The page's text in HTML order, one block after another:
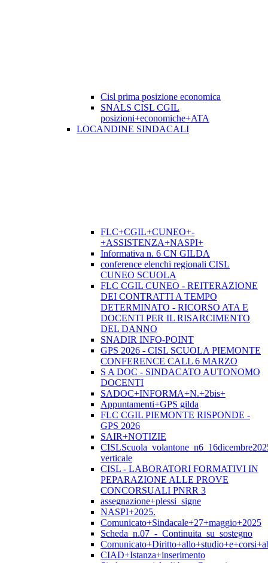
Cisl prima posizione economica
SNALS CISL CGIL
posizioni+economiche+ATA
LOCANDINE SINDACALI
FLC+CGIL+CUNEO+-
+ASSISTENZA+NASPI+
Informativa n. 6 CN GILDA
conference elenchi regionali CISL
CUNEO SCUOLA
FLC CGIL CUNEO - REITERAZIONE
DEI CONTRATTI A TEMPO
DETERMINATO - RICORSO ATA E
DOCENTI PER IL RISARCIMENTO
DEL DANNO
SNADIR INFO-POINT
GPS 2026 - CISL SCUOLA PIEMONTE
CONFERENCE CALL 6 MARZO
S A DOC - SINDACATO AUTONOMO
DOCENTI
SADOC+INFORMA+N.+2bis+
Appuntamenti+GPS gilda
FLC CGIL PIEMONTE RISPONDE -
GPS 2026
SAIR+NOTIZIE
verticale
CISL - LABORATORI FORMATIVI IN
PEPARAZIONE ALLE PROVE
CONCORSUALI PNRR 3
assegnazione+plessi_signe
NASPI+2025.
Comunicato+Sindacale+27+maggio+2025
Scheda_n.07_-_Continuita_su_sostegno
CIAD+Istanza+inserimento